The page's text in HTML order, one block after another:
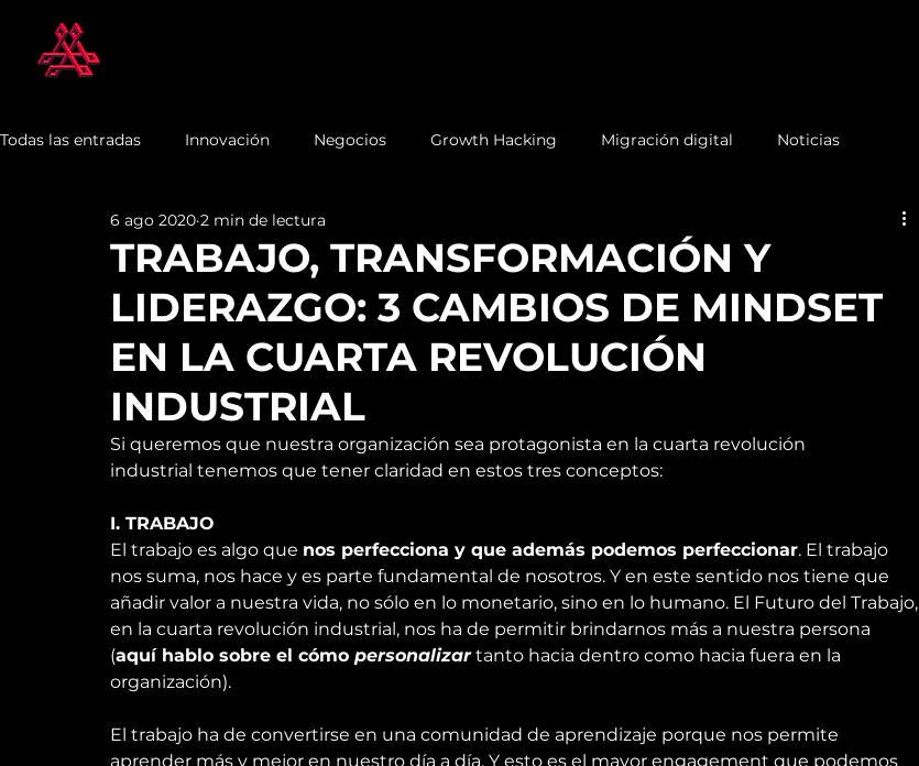
Todas las entradas Innovación Negocios Growth Hacking Migración digital Noticias
TRABAJO, TRANSFORMACIÓN Y
LIDERAZGO: 3 CAMBIOS DE MINDSET
EN LA CUARTA REVOLUCIÓN
INDUSTRIAL
6 ago 2020 2 min de lectura
Si queremos que nuestra organización sea protagonista en la cuarta revolución
industrial tenemos que tener claridad en estos tres conceptos:
I. TRABAJO
El trabajo es algo que nos perfecciona y que además podemos perfeccionar. El trabajo
nos suma, nos hace y es parte fundamental de nosotros. Y en este sentido nos tiene que
añadir valor a nuestra vida, no sólo en lo monetario, sino en lo humano. El Futuro del Trabajo,
en la cuarta revolución industrial, nos ha de permitir brindarnos más a nuestra persona
(aquí hablo sobre el cómo personalizar tanto hacia dentro como hacia fuera en la
organización).
El trabajo ha de convertirse en una comunidad de aprendizaje porque nos permite
aprender más y mejor en nuestro día a día. Y esto es el mayor engagement que podemos